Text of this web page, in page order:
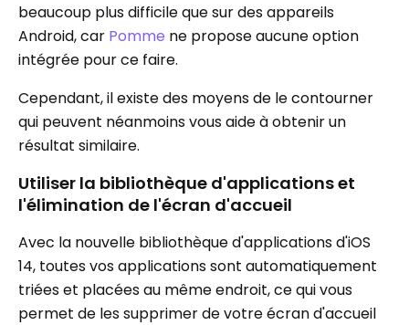
beaucoup plus difficile que sur des appareils
Android, car Pomme ne propose aucune option
intégrée pour ce faire.
Cependant, il existe des moyens de le contourner
qui peuvent néanmoins vous aide à obtenir un
résultat similaire.
Utiliser la bibliothèque d'applications et
l'élimination de l'écran d'accueil
Avec la nouvelle bibliothèque d'applications d'iOS
14, toutes vos applications sont automatiquement
triées et placées au même endroit, ce qui vous
permet de les supprimer de votre écran d'accueil